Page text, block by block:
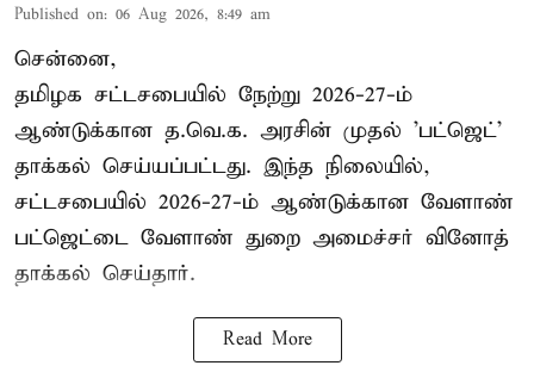
Published on: 06 Aug 2026, 8:49 am
சென்னை,
தமிழக சட்டசபையில் நேற்று 2026-27-ம்
ஆண்டுக்கான த.வெ.க. அரசின் முதல் 'பட்ஜெட்'
தாக்கல் செய்யப்பட்டது. இந்த நிலையில்,
சட்டசபையில் 2026-27-ம் ஆண்டுக்கான வேளாண்
பட்ஜெட்டை வேளாண் துறை அமைச்சர் வினோத்
தாக்கல் செய்தார்.
Read More